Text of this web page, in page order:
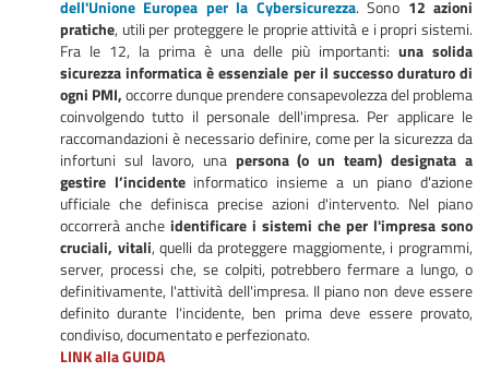
dell'Unione Europea per la Cybersicurezza. Sono 12 azioni
pratiche, utili per proteggere le proprie attività e i propri sistemi.
Fra le 12, la prima è una delle più importanti: una solida
sicurezza informatica è essenziale per il successo duraturo di
ogni PMI,occorre dunque prendere consapevolezza del problema
coinvolgendo tutto il personale dell'impresa. Per applicare le
raccomandazioni è necessario definire, come per la sicurezza da
infortuni sul lavoro, una persona (o un team) designata a
gestire l’incidenteinformatico insieme a un piano d'azione
ufficiale che definisca precise azioni d'intervento. Nel piano
occorrerà anche identificare i sistemi che per l'impresa sono
cruciali, vitali, quelli da proteggere maggiomente, i programmi,
server, processi che, se colpiti, potrebbero fermare a lungo, o
definitivamente, l'attività dell'impresa. Il piano non deve essere
definito durante l'incidente, ben prima deve essere provato,
condiviso, documentato e perfezionato.
LINK alla GUIDA